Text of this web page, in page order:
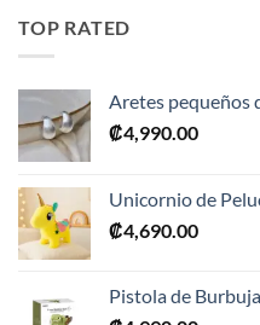
TOP RATED
Aretes pequeños
₡4,990.00
Unicornio de
₡4,690.00
Pistola de